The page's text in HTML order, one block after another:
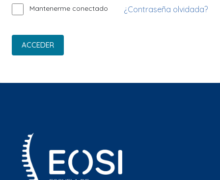
Mantenerme conectado ¿Contraseña olvidada?
ACCEDER